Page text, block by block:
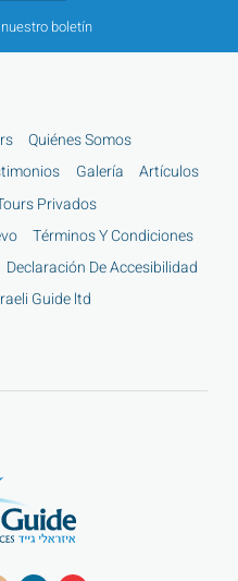
boletín
Quiénes Somos
Galería
Artículos
Privados
Términos Y Condiciones
Declaración De Accesibilidad
Guide ltd